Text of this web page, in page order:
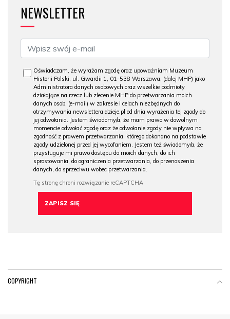
NEWSLETTER
Oświadczam, że wyrażam zgodę oraz upoważniam Muzeum
Historii Polski, ul. Gwardii 1, 01-538 Warszawa, (dalej MHP) jako
Administratora danych osobowych oraz wszelkie podmioty
działające na rzecz lub zlecenie MHP do przetwarzania moich
danych osob. (e-mail) w zakresie i celach niezbędnych do
otrzymywania newslettera dzieje.pl od dnia wyrażenia tej zgody do
jej odwołania. Jestem świadomy/a, że mam prawo w dowolnym
momencie odwołać zgodę oraz że odwołanie zgody nie wpływa na
zgodność z prawem przetwarzania, którego dokonano na podstawie
zgody udzielonej przed jej wycofaniem. Jestem też świadomy/a, że
przysługuje mi prawo dostępu do moich danych, do ich
sprostowania, do ograniczenia przetwarzania, do przenoszenia
danych, do sprzeciwu wobec przetwarzania.
COPYRIGHT